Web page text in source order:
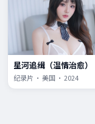
星河追缉（温情治愈）
纪录片 · 美国 · 2024